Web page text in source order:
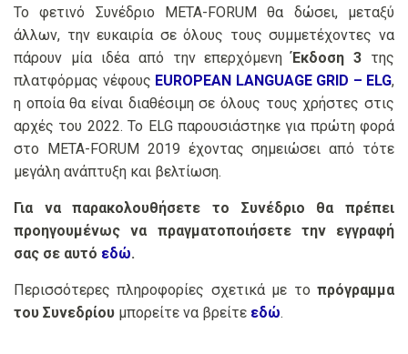
Το φετινό Συνέδριο META-FORUM θα δώσει, μεταξύ
άλλων, την ευκαιρία σε όλους τους συμμετέχοντες να
πάρουν μία ιδέα από την επερχόμενηΈκδοση 3 της
πλατφόρμας νέφους EUROPEAN LANGUAGE GRID – ELG,
η οποία θα είναι διαθέσιμη σε όλους τους χρήστες στις
αρχές του 2022. Το ELG παρουσιάστηκε για πρώτη φορά
στο META-FORUM 2019 έχοντας σημειώσει από τότε
μεγάλη ανάπτυξη και βελτίωση.
Για να παρακολουθήσετε το Συνέδριο θα πρέπει
προηγουμένως να πραγματοποιήσετε την εγγραφή
σας σε αυτό εδώ.
Περισσότερες πληροφορίες σχετικά με το πρόγραμμα
του Συνεδρίου μπορείτε να βρείτε εδώ.